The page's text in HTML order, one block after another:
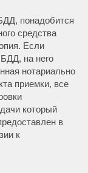
понадобится
средства
Если
на него
нотариально
приемки, все
который
в
к